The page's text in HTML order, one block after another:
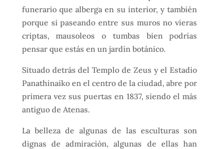
funerario que alberga en su interior, y también
porque si paseando entre sus muros no vieras
criptas, mausoleos o tumbas bien podrías
pensar que estás en un jardín botánico.
Situado detrás del Templo de Zeus y el Estadio
Panathinaiko en el centro de la ciudad, abre por
primera vez sus puertas en 1837, siendo el más
antiguo de Atenas.
La belleza de algunas de las esculturas son
dignas de admiración, algunas de ellas han